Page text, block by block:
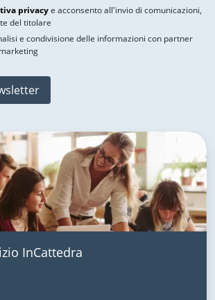
privacye acconsento all'invio di comunicazioni,
del titolare
e condivisione delle informazioni con partner
InCattedra